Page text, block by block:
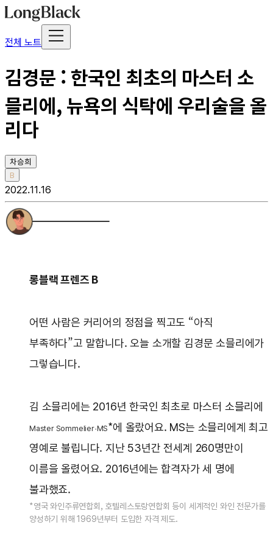
전체 노트
김경문 : 한국인 최초의 마스터 소
믈리에, 뉴욕의 식탁에 우리술을 올
리다
차승희
B
2022.11.16
롱블랙 프렌즈 B
어떤 사람은 커리어의 정점을 찍고도 “아직
부족하다”고 말합니다. 오늘 소개할 김경문 소믈리에가
그렇습니다.
김 소믈리에는 2016년 한국인 최초로 마스터 소믈리에
Master Sommelier·MS*에 올랐어요. MS는 소믈리에계 최고
영예로 불립니다. 지난 53년간 전세계 260명만이
이름을 올렸어요. 2016년에는 합격자가 세 명에
불과했죠.
*영국 와인주류연합회, 호텔레스토랑연합회 등이 세계적인 와인 전문가를
양성하기 위해 1969년부터 도입한 자격 제도.